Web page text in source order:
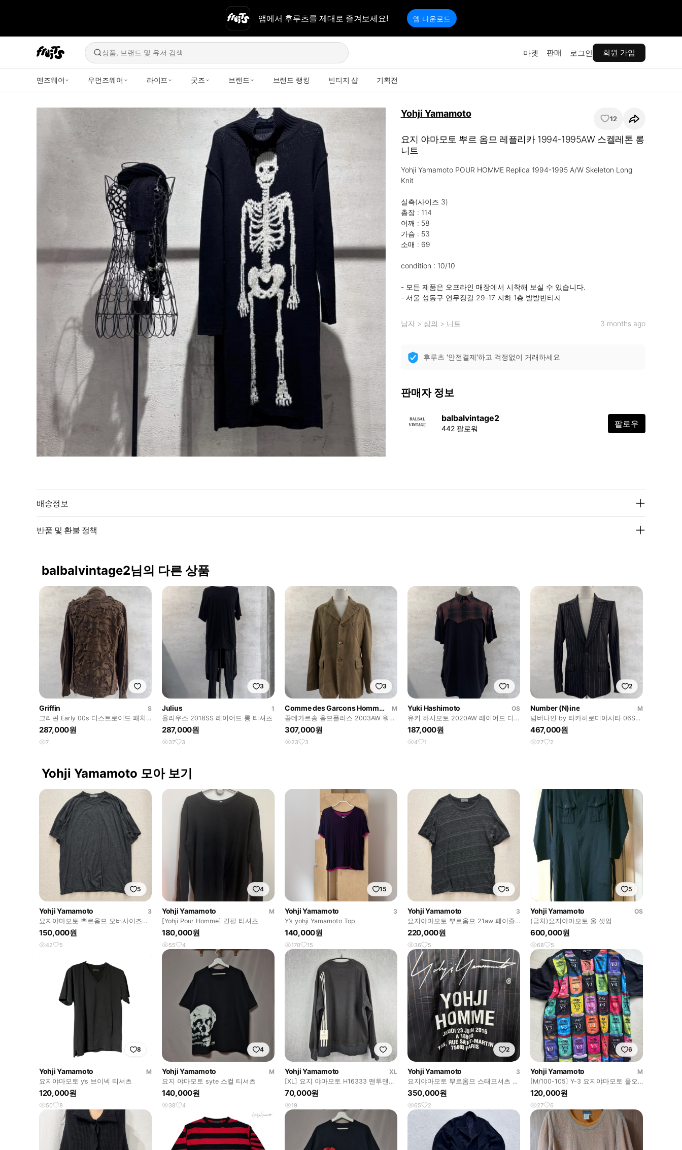
앱에서 후루츠를 제대로 즐겨보세요! 앱 다운로드
상품, 브랜드 및 유저 검색 마켓 판매 로그인 회원 가입
맨즈웨어 우먼즈웨어 라이프 굿즈 브랜드 브랜드 랭킹 빈티지 샵 기획전
Yohji Yamamoto 12
요지 야마모토 뿌르 옴므 레플리카 1994-1995AW 스켈레톤 롱
니트
Yohji Yamamoto POUR HOMME Replica 1994-1995 A/W Skeleton Long
Knit
실측(사이즈 3)
총장 : 114
어깨 : 58
가슴 : 53
소매 : 69
condition : 10/10
- 모든 제품은 오프라인 매장에서 시착해 보실 수 있습니다.
- 서울 성동구 연무장길 29-17 지하 1층 발발빈티지
남자> 상의 > 니트 3 months ago
후루츠 '안전결제'하고 걱정없이 거래하세요
판매자 정보
balbalvintage2
442 팔로워 팔로우
배송정보
반품 및 환불 정책
balbalvintage2님의 다른 상품
Griffin
S
그리핀 Early 00s 디스트로이드 패치
워크 밀리터리 재킷
287,000원
7
3
Julius
1
율리우스 2018SS 레이어드 롱 티셔츠
287,000원
37 3
3
Comme des Garcons Homme Plus
M
꼼데가르송 옴므플러스 2003AW 워싱
코튼 재킷
307,000원
23 3
1
Yuki Hashimoto
OS
유키 하시모토 2020AW 레이어드 디
스트로이 셔츠
187,000원
4 1
2
Number (N)ine
M
넘버나인 by 타카히로미야시타 06SS
핀스트라이프 테일러드 블레이저
467,000원
27 2
Yohji Yamamoto 모아 보기
5
Yohji Yamamoto
3
요지야마모토 뿌르옴므 오버사이즈
50/50 티셔츠
150,000원
42 5
4
Yohji Yamamoto
M
[Yohji Pour Homme] 긴팔 티셔츠
180,000원
55 4
15
Yohji Yamamoto
3
Y’s yohji Yamamoto Top
140,000원
170 15
5
Yohji Yamamoto
3
요지야마모토 뿌르옴므 21aw 페이즐
리 스트라이프 자가드 티셔츠
220,000원
36 5
5
Yohji Yamamoto
OS
(급처)요지야마모토 울 셋업
600,000원
68 5
8
Yohji Yamamoto
M
요지야마모토 y’s 브이넥 티셔츠
120,000원
50 8
4
Yohji Yamamoto
M
요지 야마모토 syte 스컬 티셔츠
140,000원
38 4
Yohji Yamamoto
XL
[XL] 요지 야마모토 H16333 맨투맨
3-스트라이프 로고 블랙
70,000원
19
2
Yohji Yamamoto
3
요지야마모토 뿌르옴므 스태프셔츠 스
트라이프
350,000원
65 2
6
Yohji Yamamoto
M
⁠[M/100-105] Y-3 요지야마모토 올오
버 토마토 수프 캔 반팔
120,000원
27 6